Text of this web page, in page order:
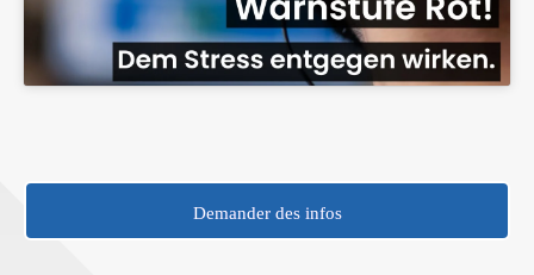
Demander des infos